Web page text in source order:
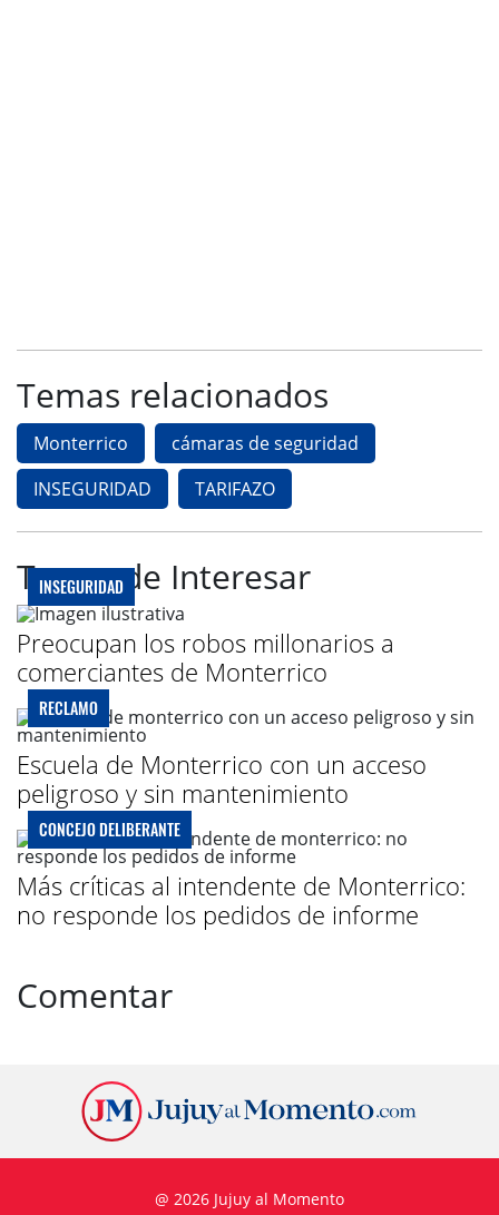
Temas relacionados
Monterrico
cámaras de seguridad
INSEGURIDAD
TARIFAZO
Te puede Interesar
INSEGURIDAD
Preocupan los robos millonarios a
comerciantes de Monterrico
RECLAMO
Escuela de Monterrico con un acceso
peligroso y sin mantenimiento
CONCEJO DELIBERANTE
Más críticas al intendente de Monterrico:
no responde los pedidos de informe
Comentar
@ 2026 Jujuy al Momento